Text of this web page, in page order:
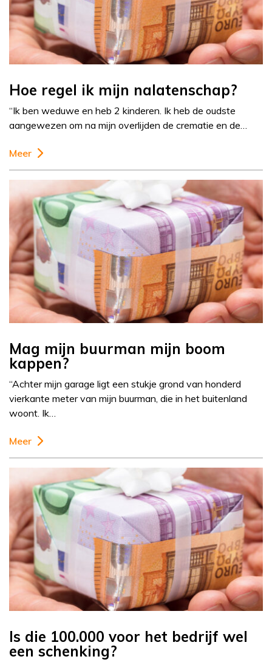
Hoe regel ik mijn nalatenschap?
“Ik ben weduwe en heb 2 kinderen. Ik heb de oudste
aangewezen om na mijn overlijden de crematie en de…
Meer
Mag mijn buurman mijn boom
kappen?
“Achter mijn garage ligt een stukje grond van honderd
vierkante meter van mijn buurman, die in het buitenland
woont. Ik…
Meer
Is die 100.000 voor het bedrijf wel
een schenking?